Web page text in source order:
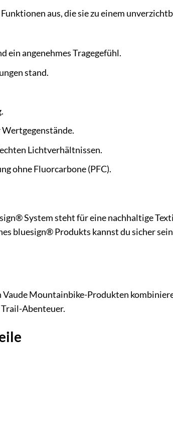
aus, die sie zu einem
ein angenehmes Tragegefühl.
stand.
Lichtverhältnissen.
ohne Fluorcarbone (PFC).
System steht für eine nachhaltige
bluesign® Produkts kannst du sicher
Vaude Mountainbike-Produkten
Abenteuer.